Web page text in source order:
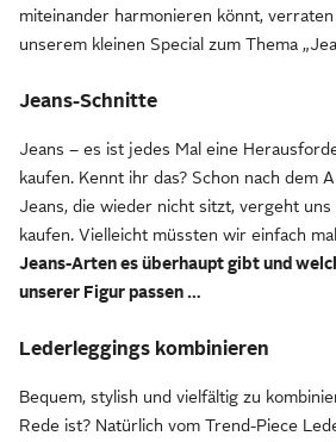
miteinander harmonieren könnt,
unserem kleinen Special zum Thema
Jeans-Schnitte
Jeans – es ist jedes Mal eine
kaufen. Kennt ihr das? Schon nach dem
Jeans, die wieder nicht sitzt, vergeht
kaufen. Vielleicht müssten wir einfach
Jeans-Arten es überhaupt gibt und
unserer Figur passen …
Lederleggings kombinieren
Bequem, stylish und vielfältig zu
Rede ist? Natürlich vom Trend-Piece